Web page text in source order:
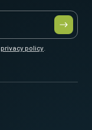
privacy policy